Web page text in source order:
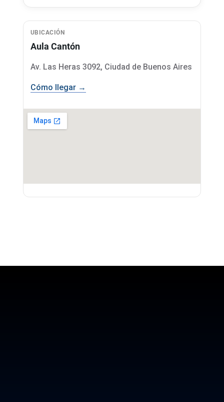
UBICACIÓN
Aula Cantón
Av. Las Heras 3092, Ciudad de Buenos Aires
Cómo llegar →